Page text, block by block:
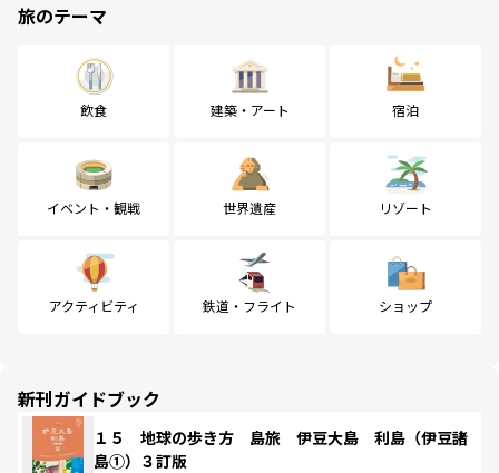
旅のテーマ
飲食 建築・アート 宿泊
イベント・観戦 世界遺産 リゾート
アクティビティ 鉄道・フライト ショップ
新刊ガイドブック
１５ 地球の歩き方 島旅 伊豆大島 利島（伊豆諸
島①）３訂版